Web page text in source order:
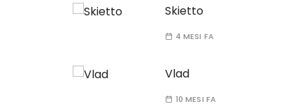
Skietto
4 MESI FA
Vlad
10 MESI FA